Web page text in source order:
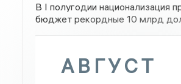
В I полугодии национализация
бюджет рекордные 10 млрд
АВГУСТ